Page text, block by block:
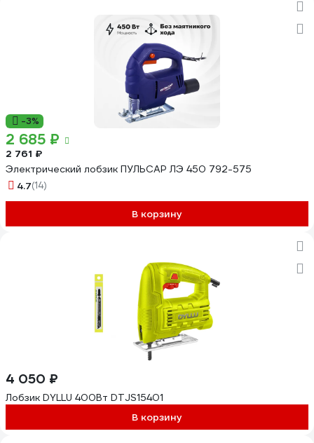
-3%
2 685 ₽
2 761 ₽
Электрический лобзик ПУЛЬСАР ЛЭ 450 792-575
4.7(14)
В корзину
4 050 ₽
Лобзик DYLLU 400Вт DTJS15401
В корзину